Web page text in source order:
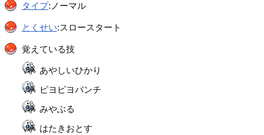
タイプ:ノーマル
とくせい:スロースタート
覚えている技
あやしいひかり
ピヨピヨパンチ
みやぶる
はたきおとす